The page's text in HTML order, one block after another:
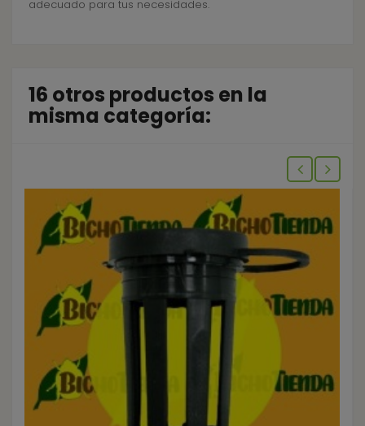
adecuado para tus necesidades.
16 otros productos en la
misma categoría: